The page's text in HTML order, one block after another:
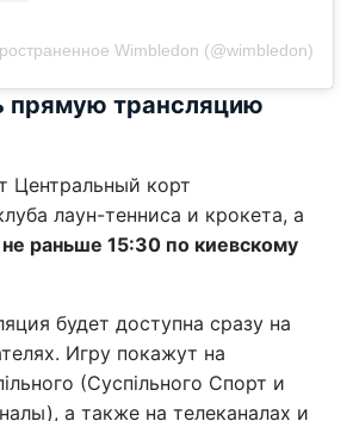
Wimbledon (@wimbledon)
прямую трансляцию
Центральный корт
лаун-тенниса и крокета, а
раньше 15:30 по киевскому
будет доступна сразу на
Игру покажут на
(Суспільного Спорт и
а также на телеканалах и